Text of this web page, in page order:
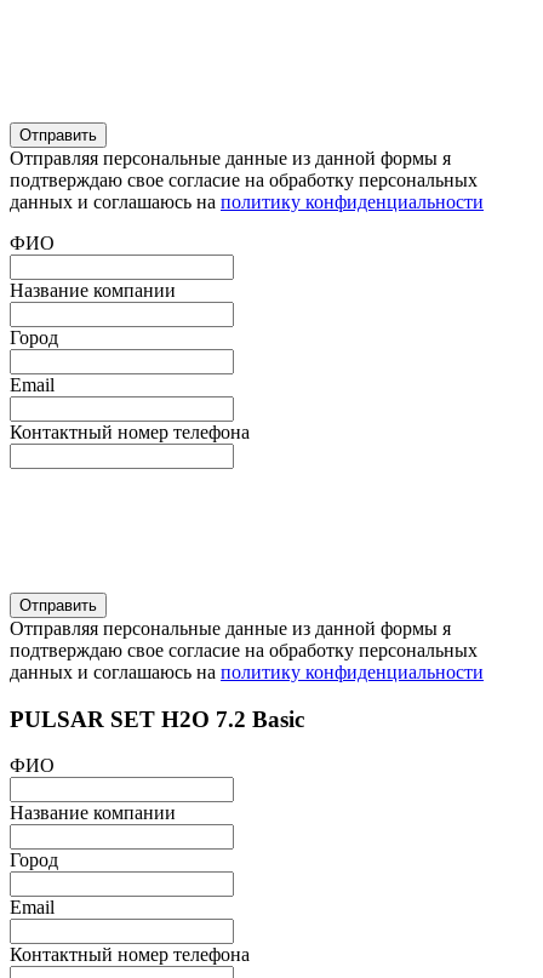
Отправляя персональные данные из данной формы я
подтверждаю свое согласие на обработку персональных
данных и соглашаюсь на политику конфиденциальности
ФИО
Название компании
Город
Email
Контактный номер телефона
Отправляя персональные данные из данной формы я
подтверждаю свое согласие на обработку персональных
данных и соглашаюсь на политику конфиденциальности
PULSAR SET H2O 7.2 Basic
ФИО
Название компании
Город
Email
Контактный номер телефона